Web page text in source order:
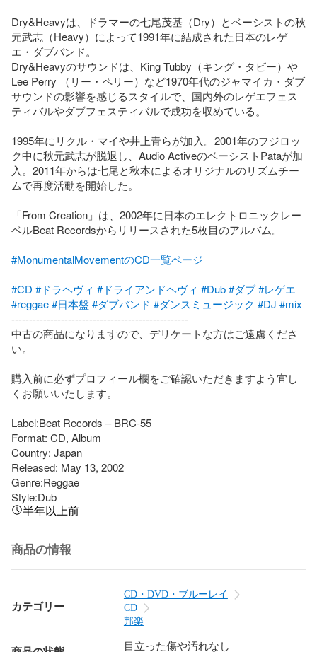
Dry&Heavyは、ドラマーの七尾茂基（Dry）とベーシストの秋
元武志（Heavy）によって1991年に結成された日本のレゲ
エ・ダブバンド。
Dry&Heavyのサウンドは、King Tubby（キング・タビー）や
Lee Perry （リー・ペリー）など1970年代のジャマイカ・ダブ
サウンドの影響を感じるスタイルで、国内外のレゲエフェス
ティバルやダブフェスティバルで成功を収めている。
1995年にリクル・マイや井上青らが加入。2001年のフジロッ
ク中に秋元武志が脱退し、Audio ActiveのベーシストPataが加
入。2011年からは七尾と秋本によるオリジナルのリズムチー
ムで再度活動を開始した。
「From Creation」は、2002年に日本のエレクトロニックレー
ベルBeat Recordsからリリースされた5枚目のアルバム。
#MonumentalMovementのCD一覧ページ
#CD #ドラヘヴィ #ドライアンドヘヴィ #Dub#ダブ#レゲエ
#reggae#日本盤 #ダブバンド #ダンスミュージック #DJ #mix
--------------------------------------------------
中古の商品になりますので、デリケートな方はご遠慮くださ
い。
購入前に必ずプロフィール欄をご確認いただきますよう宜し
くお願いいたします。
Label:Beat Records – BRC-55
Format: CD, Album
Country: Japan
Released: May 13, 2002
Genre:Reggae
Style:Dub
半年以上前
商品の情報
カテゴリー
CD・DVD・ブルーレイ
CD
邦楽
目立った傷や汚れなし